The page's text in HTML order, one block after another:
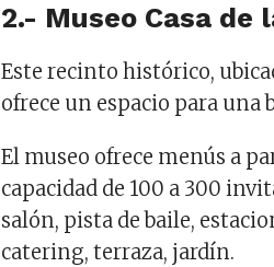
2.- Museo Casa de
Este recinto histórico,
ofrece un espacio para una
El museo ofrece menús a
capacidad de 100 a 300
salón, pista de baile,
catering, terraza, jardín.